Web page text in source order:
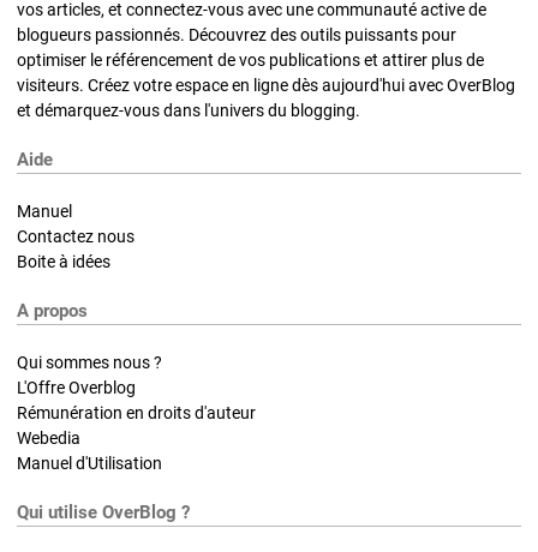
vos articles, et connectez-vous avec une communauté active de
blogueurs passionnés. Découvrez des outils puissants pour
optimiser le référencement de vos publications et attirer plus de
visiteurs. Créez votre espace en ligne dès aujourd'hui avec OverBlog
et démarquez-vous dans l'univers du blogging.
Aide
Manuel
Contactez nous
Boite à idées
A propos
Qui sommes nous ?
L'Offre Overblog
Rémunération en droits d'auteur
Webedia
Manuel d'Utilisation
Qui utilise OverBlog ?